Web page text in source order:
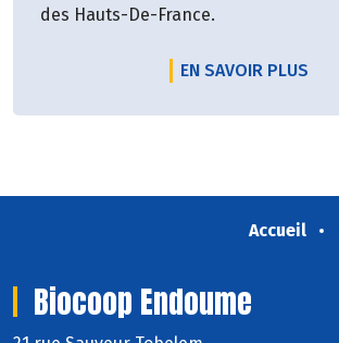
des Hauts-De-France.
EN SAVOIR PLUS
Accueil
Biocoop Endoume